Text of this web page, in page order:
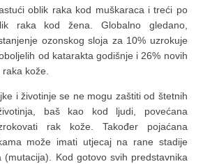
oblik raka kod muškaraca i treći po
raka kod žena. Globalno gledano,
ozonskog sloja za 10% uzrokuje
od katarakta godišnje i 26% novih
kože.
i životinje se ne mogu zaštiti od štetnih
baš kao kod ljudi, povećana
rak kože. Također pojaćana
može imati utjecaj na rane stadije
(mutacija). Kod gotovo svih predstavnika